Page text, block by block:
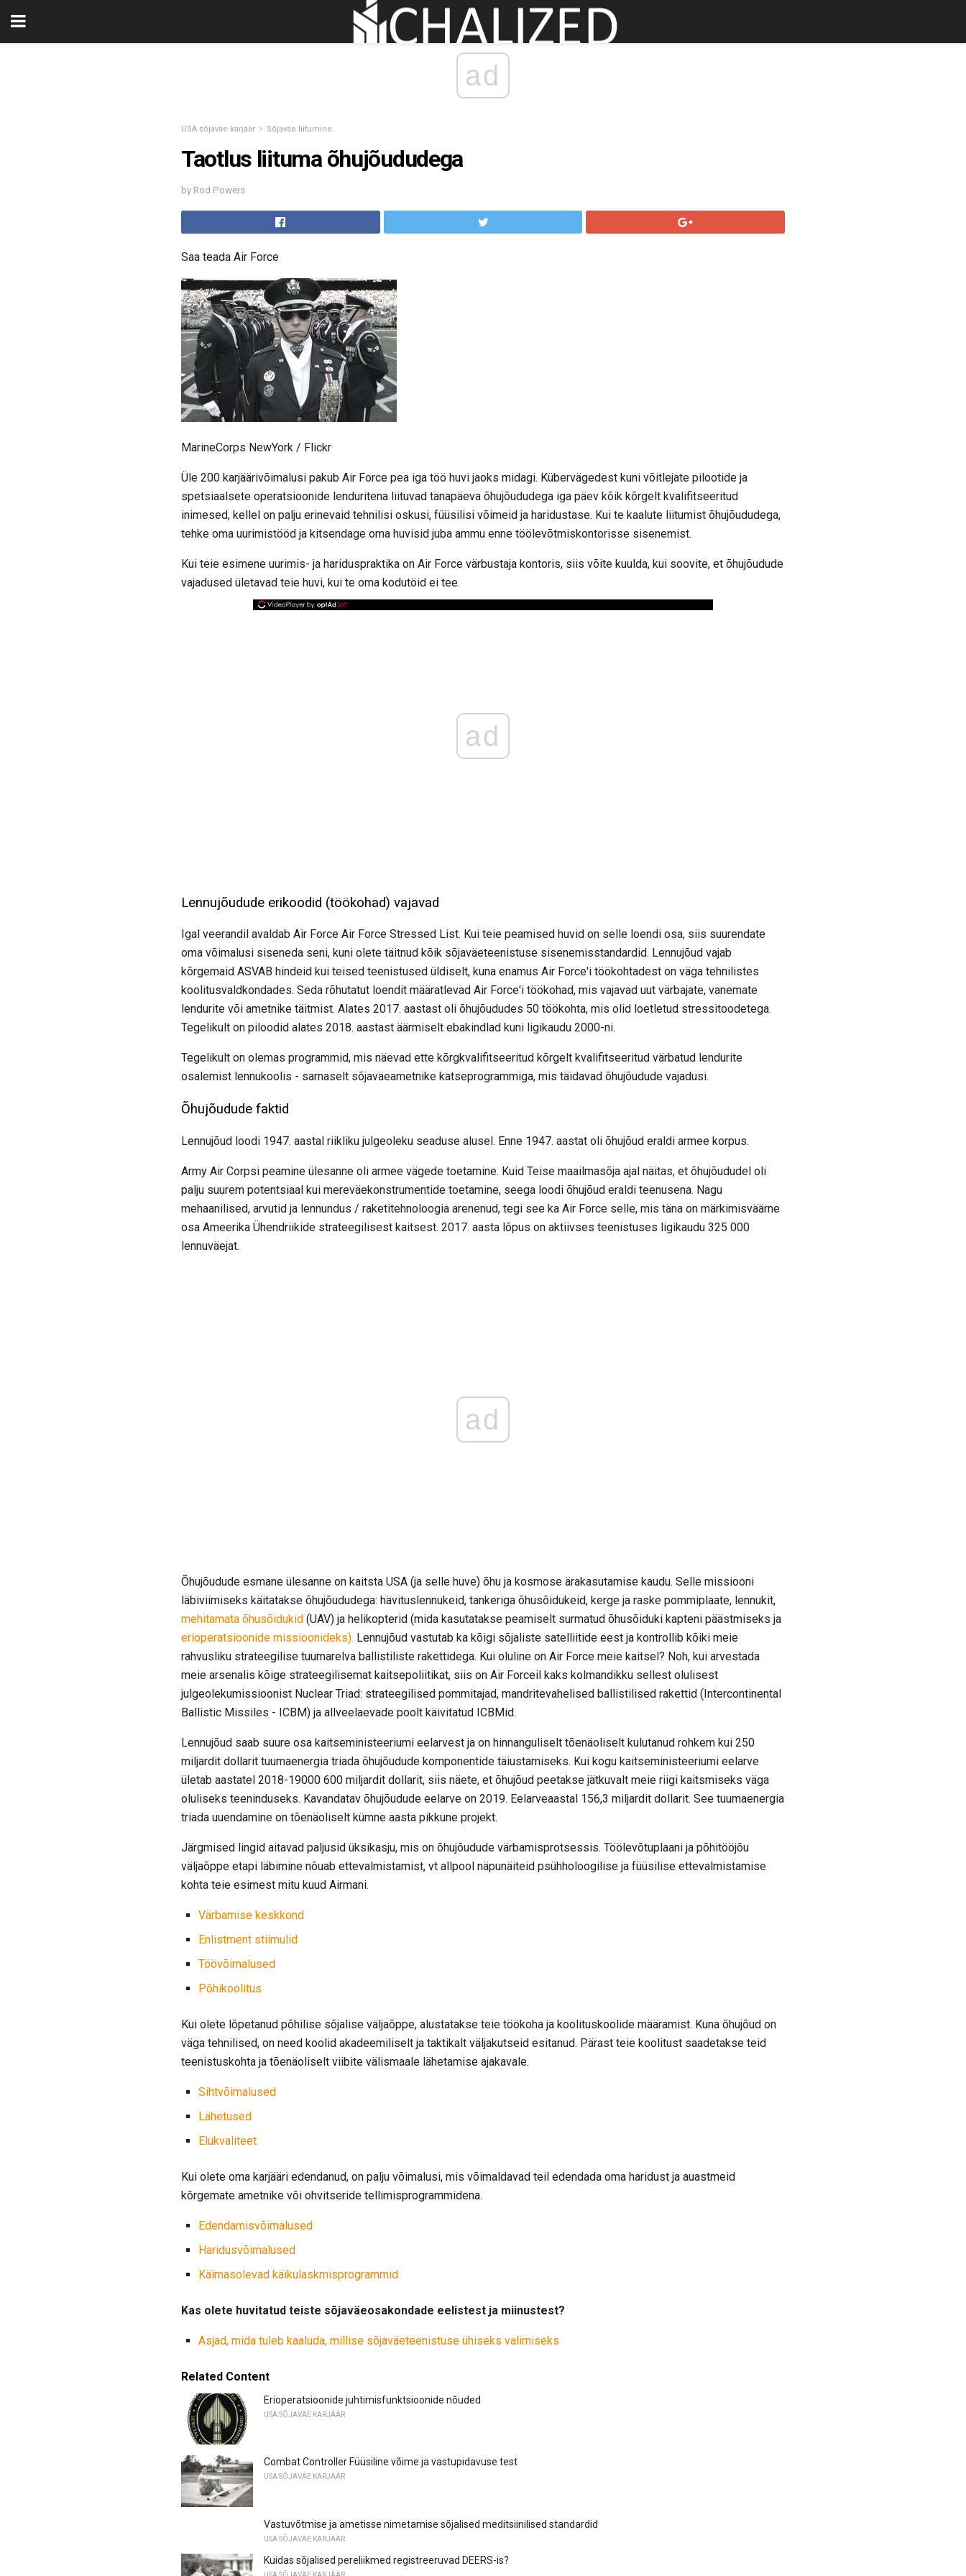
ad
USA sõjaväe karjäär Sõjaväe liitumine
Taotlus liituma õhujõududega
by Rod Powers
Saa teada Air Force
MarineCorps NewYork / Flickr
Üle 200 karjäärivõimalusi pakub Air Force pea iga töö huvi jaoks midagi. Kübervägedest kuni võitlejate pilootide ja
spetsiaalsete operatsioonide lenduritena liituvad tänapäeva õhujõududega iga päev kõik kõrgelt kvalifitseeritud
inimesed, kellel on palju erinevaid tehnilisi oskusi, füüsilisi võimeid ja haridustase. Kui te kaalute liitumist õhujõududega,
tehke oma uurimistööd ja kitsendage oma huvisid juba ammu enne töölevõtmiskontorisse sisenemist.
Kui teie esimene uurimis- ja hariduspraktika on Air Force värbustaja kontoris, siis võite kuulda, kui soovite, et õhujõudude
vajadused ületavad teie huvi, kui te oma kodutöid ei tee.
ad
Lennujõudude erikoodid (töökohad) vajavad
Igal veerandil avaldab Air Force Air Force Stressed List. Kui teie peamised huvid on selle loendi osa, siis suurendate
oma võimalusi siseneda seni, kuni olete täitnud kõik sõjaväeteenistuse sisenemisstandardid. Lennujõud vajab
kõrgemaid ASVAB hindeid kui teised teenistused üldiselt, kuna enamus Air Force'i töökohtadest on väga tehnilistes
koolitusvaldkondades. Seda rõhutatut loendit määratlevad Air Force'i töökohad, mis vajavad uut värbajate, vanemate
lendurite või ametnike täitmist. Alates 2017. aastast oli õhujõududes 50 töökohta, mis olid loetletud stressitoodetega.
Tegelikult on piloodid alates 2018. aastast äärmiselt ebakindlad kuni ligikaudu 2000-ni.
Tegelikult on olemas programmid, mis näevad ette kõrgkvalifitseeritud kõrgelt kvalifitseeritud värbatud lendurite
osalemist lennukoolis - sarnaselt sõjaväeametnike katseprogrammiga, mis täidavad õhujõudude vajadusi.
Õhujõudude faktid
Lennujõud loodi 1947. aastal riikliku julgeoleku seaduse alusel. Enne 1947. aastat oli õhujõud eraldi armee korpus.
Army Air Corpsi peamine ülesanne oli armee vägede toetamine. Kuid Teise maailmasõja ajal näitas, et õhujõududel oli
palju suurem potentsiaal kui mereväekonstrumentide toetamine, seega loodi õhujõud eraldi teenusena. Nagu
mehaanilised, arvutid ja lennundus / raketitehnoloogia arenenud, tegi see ka Air Force selle, mis täna on märkimisväärne
osa Ameerika Ühendriikide strateegilisest kaitsest. 2017. aasta lõpus on aktiivses teenistuses ligikaudu 325 000
lennuväejat.
ad
Õhujõudude esmane ülesanne on kaitsta USA (ja selle huve) õhu ja kosmose ärakasutamise kaudu. Selle missiooni
läbiviimiseks käitatakse õhujõududega: hävituslennukeid, tankeriga õhusõidukeid, kerge ja raske pommiplaate, lennukit,
mehitamata õhusõidukid (UAV) ja helikopterid (mida kasutatakse peamiselt surmatud õhusõiduki kapteni päästmiseks ja
erioperatsioonide missioonideks). Lennujõud vastutab ka kõigi sõjaliste satelliitide eest ja kontrollib kõiki meie
rahvusliku strateegilise tuumarelva ballistiliste rakettidega. Kui oluline on Air Force meie kaitsel? Noh, kui arvestada
meie arsenalis kõige strateegilisemat kaitsepoliitikat, siis on Air Forceil kaks kolmandikku sellest olulisest
julgeolekumissioonist Nuclear Triad: strateegilised pommitajad, mandritevahelised ballistilised rakettid (Intercontinental
Ballistic Missiles - ICBM) ja allveelaevade poolt käivitatud ICBMid.
Lennujõud saab suure osa kaitseministeeriumi eelarvest ja on hinnanguliselt tõenäoliselt kulutanud rohkem kui 250
miljardit dollarit tuumaenergia triada õhujõudude komponentide täiustamiseks. Kui kogu kaitseministeeriumi eelarve
ületab aastatel 2018-19000 600 miljardit dollarit, siis näete, et õhujõud peetakse jätkuvalt meie riigi kaitsmiseks väga
oluliseks teeninduseks. Kavandatav õhujõudude eelarve on 2019. Eelarveaastal 156,3 miljardit dollarit. See tuumaenergia
triada uuendamine on tõenäoliselt kümne aasta pikkune projekt.
Järgmised lingid aitavad paljusid üksikasju, mis on õhujõudude värbamisprotsessis. Töölevõtuplaani ja põhitööjõu
väljaõppe etapi läbimine nõuab ettevalmistamist, vt allpool näpunäiteid psühholoogilise ja füüsilise ettevalmistamise
kohta teie esimest mitu kuud Airmani.
Värbamise keskkond
Enlistment stiimulid
Töövõimalused
Põhikoolitus
Kui olete lõpetanud põhilise sõjalise väljaõppe, alustatakse teie töökoha ja koolituskoolide määramist. Kuna õhujõud on
väga tehnilised, on need koolid akadeemiliselt ja taktikalt väljakutseid esitanud. Pärast teie koolitust saadetakse teid
teenistuskohta ja tõenäoliselt viibite välismaale lähetamise ajakavale.
Sihtvõimalused
Lähetused
Elukvaliteet
Kui olete oma karjääri edendanud, on palju võimalusi, mis võimaldavad teil edendada oma haridust ja auastmeid
kõrgemate ametnike või ohvitseride tellimisprogrammidena.
Edendamisvõimalused
Haridusvõimalused
Käimasolevad käikulaskmisprogrammid
Kas olete huvitatud teiste sõjaväeosakondade eelistest ja miinustest?
Asjad, mida tuleb kaaluda, millise sõjaväeteenistuse ühiseks valimiseks
Related Content
Erioperatsioonide juhtimisfunktsioonide nõuded
USA SÕJAVÄE KARJÄÄR
Combat Controller Füüsiline võime ja vastupidavuse test
USA SÕJAVÄE KARJÄÄR
Vastuvõtmise ja ametisse nimetamise sõjalised meditsiinilised standardid
USA SÕJAVÄE KARJÄÄR
Kuidas sõjalised pereliikmed registreeruvad DEERS-is?